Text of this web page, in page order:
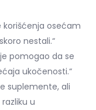
korišćenja osećam
nestali.“
pomogao da se
ukočenosti.“
suplemente, ali
u